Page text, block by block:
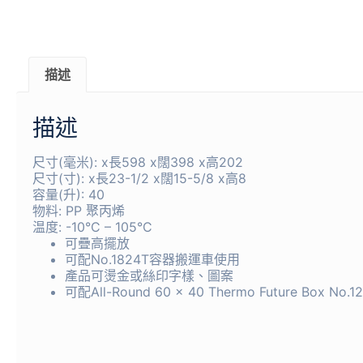
描述
描述
尺寸(毫米): x長598 x闊398 x高202
尺寸(寸): x長23-1/2 x闊15-5/8 x高8
容量(升): 40
物料: PP 聚丙烯
温度: -10°C – 105°C
可疊高擺放
可配No.1824T容器搬運車使用
產品可燙金或絲印字樣、圖案
可配All-Round 60 x 40 Thermo Future Box